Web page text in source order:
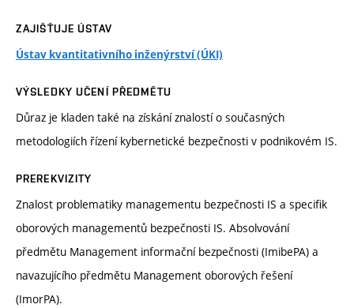
ZAJIŠŤUJE ÚSTAV
Ústav kvantitativního inženýrství (ÚKI)
VÝSLEDKY UČENÍ PŘEDMĚTU
Důraz je kladen také na získání znalostí o současných
metodologiích řízení kybernetické bezpečnosti v podnikovém IS.
PREREKVIZITY
Znalost problematiky managementu bezpečnosti IS a specifik
oborových managementů bezpečnosti IS. Absolvování
předmětu Management informační bezpečnosti (ImibePA) a
navazujícího předmětu Management oborových řešení
(ImorPA).